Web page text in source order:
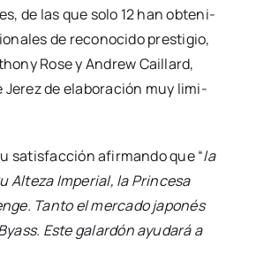
de las que solo 12 han obte­ni­
de reco­no­ci­do pres­ti­gio,
Rose y Andrew Cai­llard,
Jerez de ela­bo­ra­ción muy limi­
satis­fac­ción afir­man­do que “la
Alte­za Impe­rial, la Prin­ce­sa
Tan­to el mer­ca­do japo­nés
Este galar­dón ayu­da­rá a